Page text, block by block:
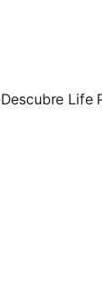
Descubre Life